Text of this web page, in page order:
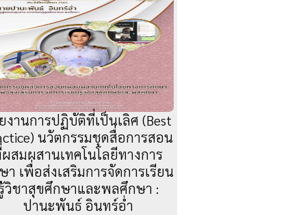
งานการปฏิบัติที่เป็นเลิศ (Best
นวัตกรรมชุดสื่อการสอน
สมผสานเทคโนโลยีทางการ
า เพื่อส่งเสริมการจัดการเรียน
วิชาสุขศึกษาและพลศึกษา :
ปานะพันธ์ อินทร์อ่ำ